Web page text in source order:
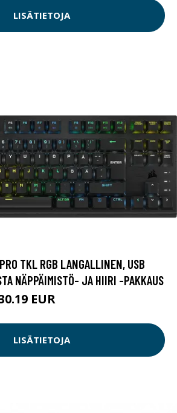
LISÄTIETOJA
TKL RGB LANGALLINEN, USB
NÄPPÄIMISTÖ- JA HIIRI -PAKKAUS
EUR
LISÄTIETOJA